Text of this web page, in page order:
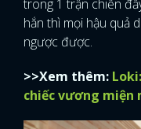
trong 1 trận chiến
hắn thì mọi hậu quả
ngược được.
>>Xem thêm:
chiếc vương miện